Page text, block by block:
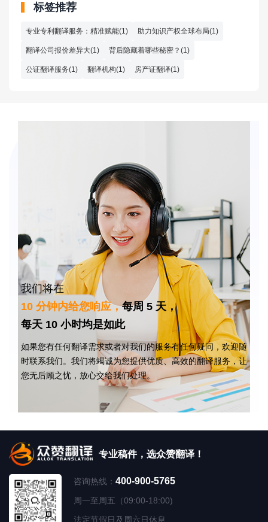
标签推荐
专业专利翻译服务：精准赋能(1) 助力知识产权全球布局(1)
翻译公司报价差异大(1) 背后隐藏着哪些秘密？(1)
公证翻译服务(1) 翻译机构(1) 房产证翻译(1)
我们将在
10 分钟内给您响应，每周 5 天，
每天 10 小时均是如此
如果您有任何翻译需求或者对我们的服务有任何疑问，欢迎随
时联系我们。我们将竭诚为您提供优质、高效的翻译服务，让
您无后顾之忧，放心交给我们处理。
专业稿件，选众赞翻译！
咨询热线： 400-900-5765
周一至周五（09:00-18:00)
法定节假日及周六日休息